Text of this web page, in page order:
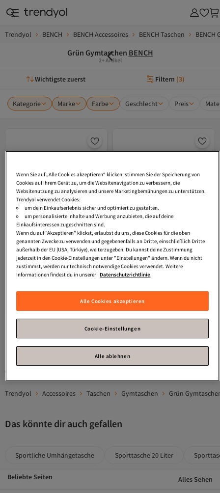
Trendyol BENCH BENCH Accessoires BENCH Taschen BENCH
Grün Gymtaschen BENCH
2+ Artikel
Wichtigste zuerst Filtern (3)
Kategorie Marke Farbe Geschlecht Preis
cm
Versand Kostenlos
Trendyol Accessoires Taschen Gymtaschen Grün
Das könnte dir auch gefallen
Sportliche Umhängetasche Sporttasche 20 Liter
Beliebte Seiten Alles Sehen
Wenn Sie auf „Alle Cookies akzeptieren“ klicken, stimmen Sie der Speicherung von
Cookies auf Ihrem Gerät zu, um die Websitenavigation zu verbessern, die
Websitenutzung zu analysieren und unsere Marketingbemühungen zu unterstützen.
Trendyol verwendet Cookies:
um dein Einkaufserlebnis sicher und optimiert zu gestalten.
um personalisierte Inhalte und Werbung anzubieten, die auf deine
Einkaufsinteressen zugeschnitten sind.
Wenn du auf "Akzeptieren" klickst, erlaubst du uns, diese Cookies für die oben
genannten Zwecke zu verwenden und gegebenenfalls an Dritte, einschließlich Dritte
außerhalb der EU (USA, Türkiye), weiterzugeben. Du kannst deine Zustimmung
jederzeit in den Cookie-Einstellungen unter "Einstellungen" ändern. Wenn du nicht
zustimmst, werden nur technisch notwendige Cookies verwendet. Weitere
Informationen findest du in unserer Datenschutzrichtlinie.
Alle Cookies akzeptieren
Cookie-Einstellungen
Alle ablehnen